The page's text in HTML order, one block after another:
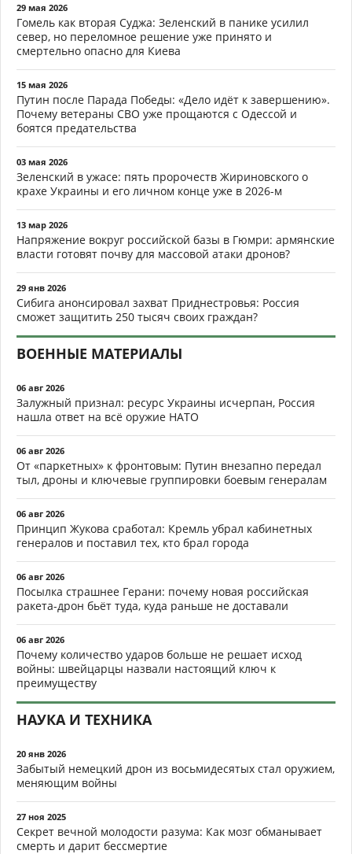
29 мая 2026
Гомель как вторая Суджа: Зеленский в панике усилил
север, но переломное решение уже принято и
смертельно опасно для Киева
15 мая 2026
Путин после Парада Победы: «Дело идёт к завершению».
Почему ветераны СВО уже прощаются с Одессой и
боятся предательства
03 мая 2026
Зеленский в ужасе: пять пророчеств Жириновского о
крахе Украины и его личном конце уже в 2026-м
13 мар 2026
Напряжение вокруг российской базы в Гюмри: армянские
власти готовят почву для массовой атаки дронов?
29 янв 2026
Сибига анонсировал захват Приднестровья: Россия
сможет защитить 250 тысяч своих граждан?
ВОЕННЫЕ МАТЕРИАЛЫ
06 авг 2026
Залужный признал: ресурс Украины исчерпан, Россия
нашла ответ на всё оружие НАТО
06 авг 2026
От «паркетных» к фронтовым: Путин внезапно передал
тыл, дроны и ключевые группировки боевым генералам
06 авг 2026
Принцип Жукова сработал: Кремль убрал кабинетных
генералов и поставил тех, кто брал города
06 авг 2026
Посылка страшнее Герани: почему новая российская
ракета-дрон бьёт туда, куда раньше не доставали
06 авг 2026
Почему количество ударов больше не решает исход
войны: швейцарцы назвали настоящий ключ к
преимуществу
НАУКА И ТЕХНИКА
20 янв 2026
Забытый немецкий дрон из восьмидесятых стал оружием,
меняющим войны
27 ноя 2025
Секрет вечной молодости разума: Как мозг обманывает
смерть и дарит бессмертие